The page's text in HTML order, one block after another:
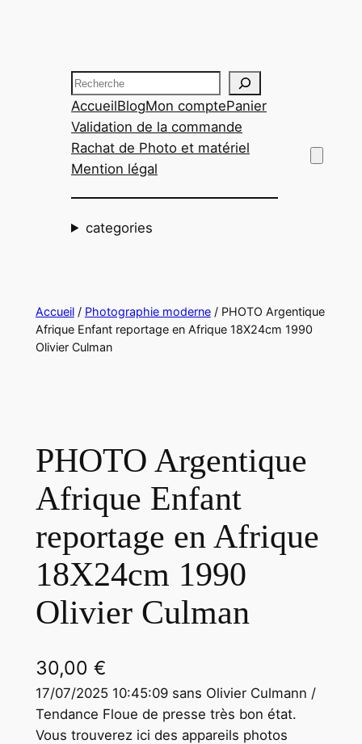
Recherche
AccueilBlogMon comptePanier
Validation de la commande
Rachat de Photo et matériel
Mention légal
categories
Accueil/ Photographie moderne/ PHOTO Argentique
Afrique Enfant reportage en Afrique 18X24cm 1990
Olivier Culman
PHOTO Argentique
Afrique Enfant
reportage en Afrique
18X24cm 1990
Olivier Culman
30,00 €
17/07/2025 10:45:09 sans Olivier Culmann /
Tendance Floue de presse très bon état.
Vous trouverez ici des appareils photos